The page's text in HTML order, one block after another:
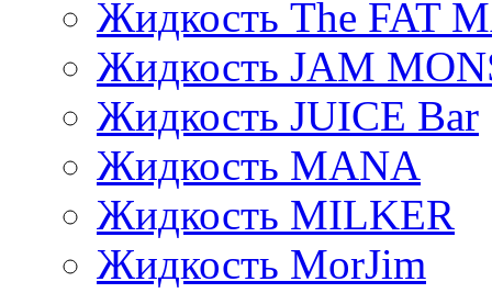
Жидкость The FAT
Жидкость JAM
Жидкость JUICE Bar
Жидкость MANA
Жидкость MILKER
Жидкость MorJim